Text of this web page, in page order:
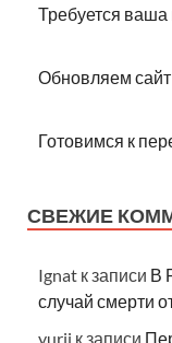
Требуется
Обновляем сайт
Готовимся к
СВЕЖИЕ
Ignat к записи В
случай смерти
yurij к записи